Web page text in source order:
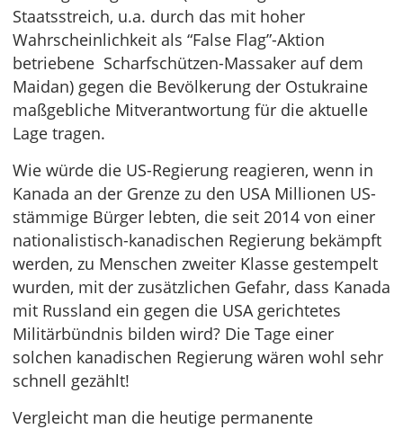
Staatsstreich, u.a. durch das mit hoher
Wahrscheinlichkeit als “False Flag”-Aktion
betriebene Scharfschützen-Massaker auf dem
Maidan) gegen die Bevölkerung der Ostukraine
maßgebliche Mitverantwortung für die aktuelle
Lage tragen.
Wie würde die US-Regierung reagieren, wenn in
Kanada an der Grenze zu den USA Millionen US-
stämmige Bürger lebten, die seit 2014 von einer
nationalistisch-kanadischen Regierung bekämpft
werden, zu Menschen zweiter Klasse gestempelt
wurden, mit der zusätzlichen Gefahr, dass Kanada
mit Russland ein gegen die USA gerichtetes
Militärbündnis bilden wird? Die Tage einer
solchen kanadischen Regierung wären wohl sehr
schnell gezählt!
Vergleicht man die heutige permanente